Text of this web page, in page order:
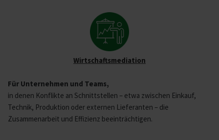
Wirt­schafts­me­diation
Für Unternehmen und Teams,
in denen Konflikte an Schnittstellen – etwa zwischen Einkauf,
Technik, Produktion oder externen Lieferanten – die
Zusammenarbeit und Effizienz beeinträchtigen.